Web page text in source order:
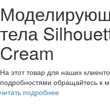
тела
Cream
На этот товар для наших
подробностями обращайтесь к
читать подробнее